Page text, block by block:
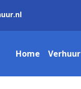
Home Verhuur